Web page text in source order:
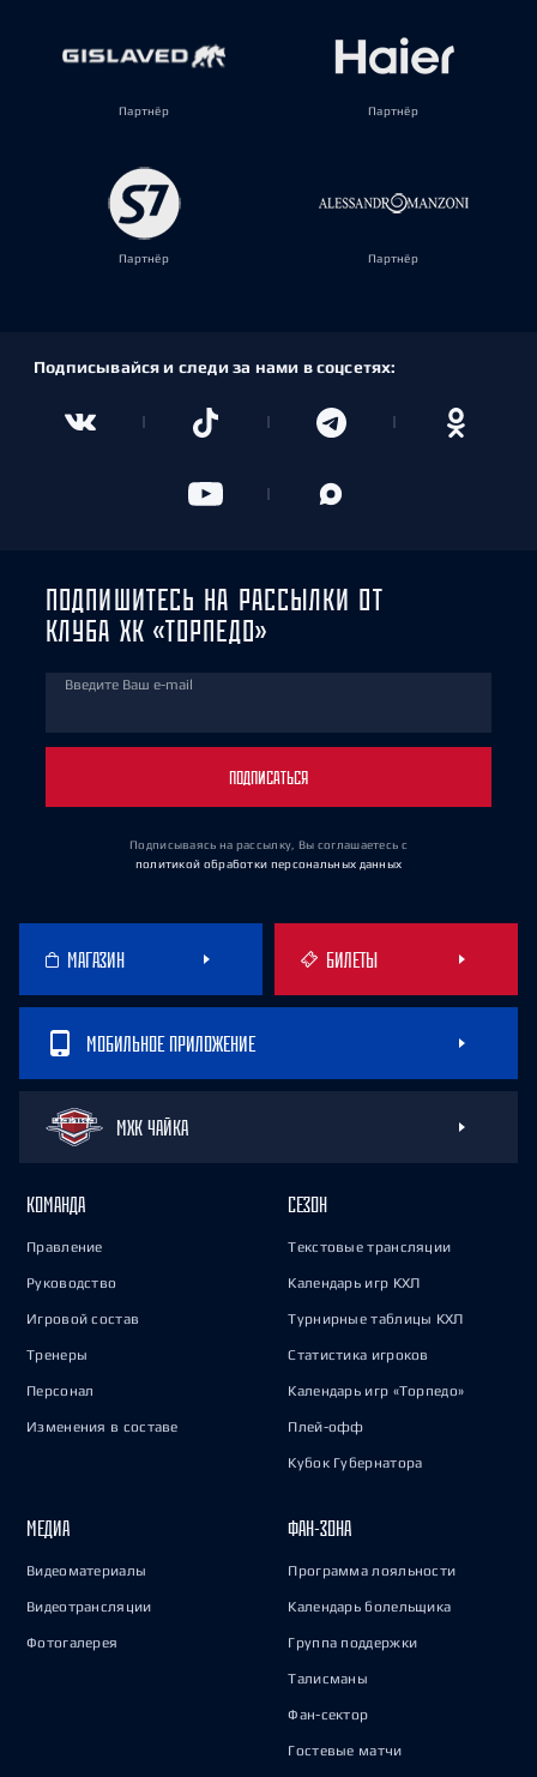
Партнёр Партнёр
Партнёр Партнёр
Подписывайся и следи за нами в соцсетях:
ПОДПИШИТЕСЬ НА РАССЫЛКИ ОТ
КЛУБА ХК «ТОРПЕДО»
Введите Ваш e-mail
ПОДПИСАТЬСЯ
Подписываясь на рассылку, Вы соглашаетесь с
политикой обработки персональных данных
МАГАЗИН БИЛЕТЫ
МОБИЛЬНОЕ ПРИЛОЖЕНИЕ
МХК ЧАЙКА
КОМАНДА
Правление
Руководство
Игровой состав
Тренеры
Персонал
Изменения в составе
СЕЗОН
Текстовые трансляции
Календарь игр КХЛ
Турнирные таблицы КХЛ
Статистика игроков
Календарь игр «Торпедо»
Плей-офф
Кубок Губернатора
МЕДИА
Видеоматериалы
Видеотрансляции
Фотогалерея
ФАН-ЗОНА
Программа лояльности
Календарь болельщика
Группа поддержки
Талисманы
Фан-сектор
Гостевые матчи